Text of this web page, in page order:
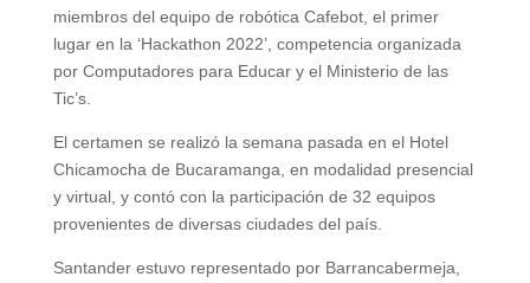
miembros del equipo de robótica Cafebot, el primer
lugar en la ‘Hackathon 2022’, competencia organizada
por Computadores para Educar y el Ministerio de las
Tic’s.
El certamen se realizó la semana pasada en el Hotel
Chicamocha de Bucaramanga, en modalidad presencial
y virtual, y contó con la participación de 32 equipos
provenientes de diversas ciudades del país.
Santander estuvo representado por Barrancabermeja,